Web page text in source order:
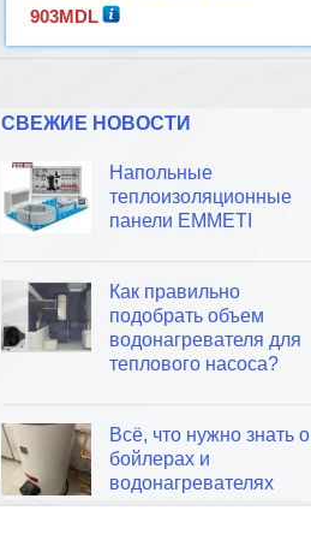
903MDL
СВЕЖИЕ НОВОСТИ
Напольные
теплоизоляционные
панели EMMETI
Как правильно
подобрать объем
водонагревателя для
теплового насоса?
Всё, что нужно знать о
бойлерах и
водонагревателях